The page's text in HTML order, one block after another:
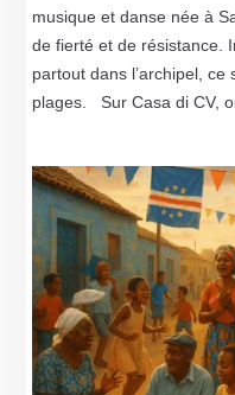
musique et danse née à
de fierté et de résistance.
partout dans l’archipel,
plages. Sur Casa di CV,